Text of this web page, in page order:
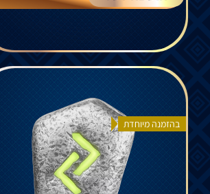
בהזמנה מיוחדת